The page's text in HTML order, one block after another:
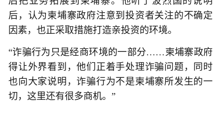
后，认为柬埔寨政府注意到投资者关注的不确定
因素，也正采取措施打造亲投资的环境。
“诈骗行为只是经商环境的一部分……柬埔寨政府
得让外界看到，他们正着手处理诈骗问题，同时
也向大家说明，诈骗行为不是柬埔寨所发生的一
切，这里还有很多商机。”